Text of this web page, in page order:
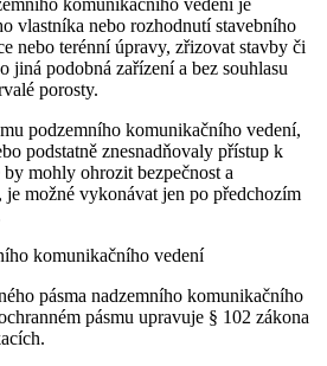
vlastníka nebo rozhodnutí stavebního
nebo terénní úpravy, zřizovat stavby či
jiná podobná zařízení a bez souhlasu
porosty.
podzemního komunikačního vedení,
podstatně znesnadňovaly přístup k
mohly ohrozit bezpečnost a
možné vykonávat jen po předchozím
komunikačního vedení
pásma nadzemního komunikačního
pásmu upravuje § 102 zákona